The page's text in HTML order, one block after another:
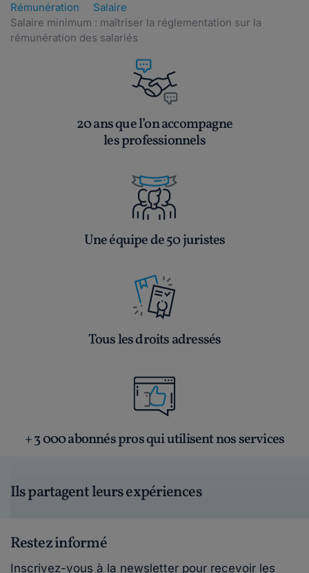
Rémunération
Salaire
Salaire minimum : maîtriser la réglementation sur la
rémunération des salariés
20 ans que l’on accompagne
les professionnels
Une équipe de 50 juristes
Tous les droits adressés
+ 3 000 abonnés pros qui utilisent nos services
Ils partagent leurs expériences
Restez informé
Inscrivez-vous à la newsletter pour recevoir les